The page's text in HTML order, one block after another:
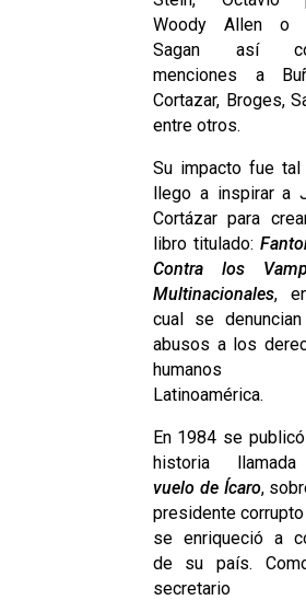
Woody Allen o
Sagan así
menciones a
Cortazar, Broges,
entre otros.
Su impacto fue tal
llego a inspirar a
Cortázar para
libro titulado:
Contra los
Multinacionales,
cual se
abusos a los
humanos
Latinoamérica.
En 1984 se
historia
vuelo de Ícaro,
presidente
se enriqueció a
de su país.
secretario